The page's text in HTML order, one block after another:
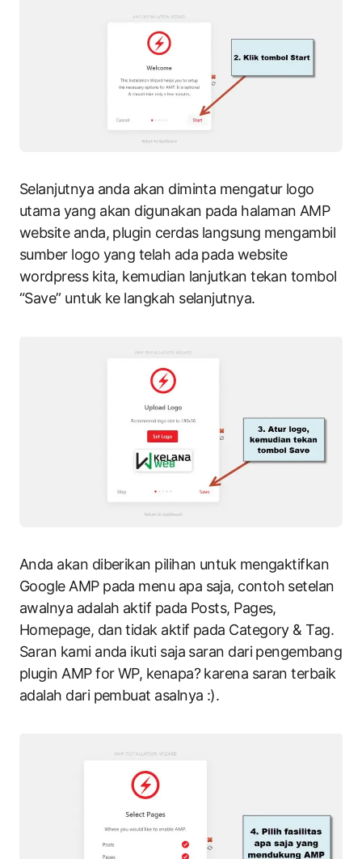
Selanjutnya anda akan diminta mengatur logo
utama yang akan digunakan pada halaman AMP
website anda, plugin cerdas langsung mengambil
sumber logo yang telah ada pada website
wordpress kita, kemudian lanjutkan tekan tombol
“Save” untuk ke langkah selanjutnya.
Anda akan diberikan pilihan untuk mengaktifkan
Google AMP pada menu apa saja, contoh setelan
awalnya adalah aktif pada Posts, Pages,
Homepage, dan tidak aktif pada Category & Tag.
Saran kami anda ikuti saja saran dari pengembang
plugin AMP for WP, kenapa? karena saran terbaik
adalah dari pembuat asalnya :).